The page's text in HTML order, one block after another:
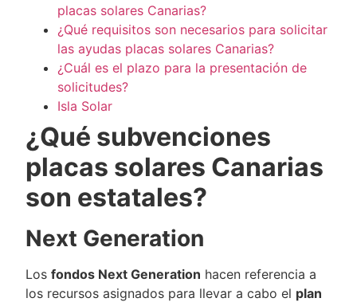
placas solares Canarias?
¿Qué requisitos son necesarios para solicitar
las ayudas placas solares Canarias?
¿Cuál es el plazo para la presentación de
solicitudes?
Isla Solar
¿Qué subvenciones
placas solares Canarias
son estatales?
Next Generation
Losfondos Next Generation hacen referencia a
los recursos asignados para llevar a cabo el plan